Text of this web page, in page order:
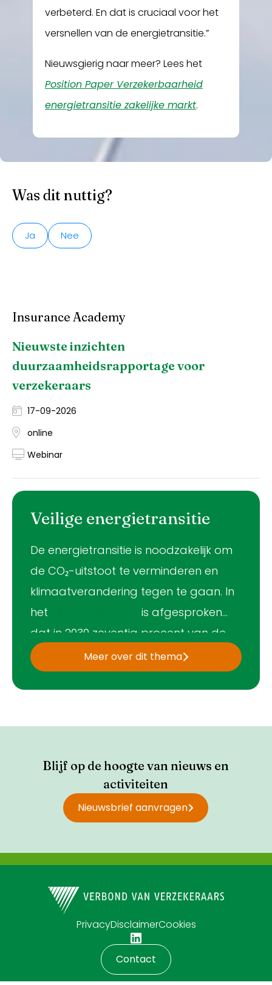
verbeterd. En dat is cruciaal voor het
versnellen van de energietransitie.”
Nieuwsgierig naar meer? Lees het
Position Paper Verzekerbaarheid
energietransitie zakelijke markt.
Was dit nuttig?
Ja Nee
Insurance Academy
Nieuwste inzichten
duurzaamheidsrapportage voor
verzekeraars
17-09-2026
online
Webinar
Veilige energietransitie
De energietransitie is noodzakelijk om
de CO₂-uitstoot te verminderen en
klimaatverandering tegen te gaan. In
het
is afgesproken
dat in 2030 zeventig procent van de
elektriciteit hernieuwbaar is.
Verzekeraars faciliteren de
samenwerking met overheid en
marktpartijen.
Meer over dit thema
Blijf op de hoogte van nieuws en
activiteiten
Nieuwsbrief aanvragen
PrivacyDisclaimerCookies
Contact